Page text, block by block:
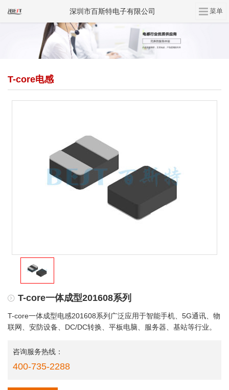
T-core电感
T-core一体成型201608系列
T-core一体成型电感201608系列广泛应用于智能手机、5G通讯、物
联网、安防设备、DC/DC转换、平板电脑、服务器、基站等行业。
咨询服务热线：
400-735-2288
深圳市百斯特电子有限公司